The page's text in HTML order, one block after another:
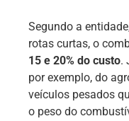
Segundo a
rotas curtas, o
15 e 20% do custo.
por exemplo, do
veículos pesados
o peso do